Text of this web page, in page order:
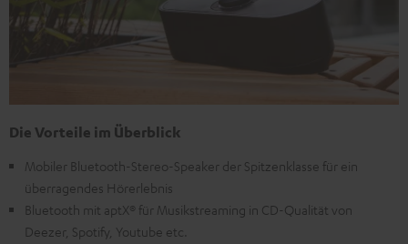
Die Vorteile im Überblick
Mobiler Bluetooth-Stereo-Speaker der Spitzenklasse für ein
überragendes Hörerlebnis
Bluetooth mit aptX® für Musikstreaming in CD-Qualität von
Deezer, Spotify, Youtube etc.